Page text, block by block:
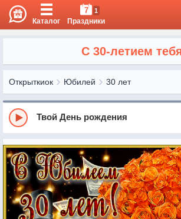
Каталог
7 1
Праздники
С 30-летием
Открыткиок Юбилей 30 лет
Твой День рождения